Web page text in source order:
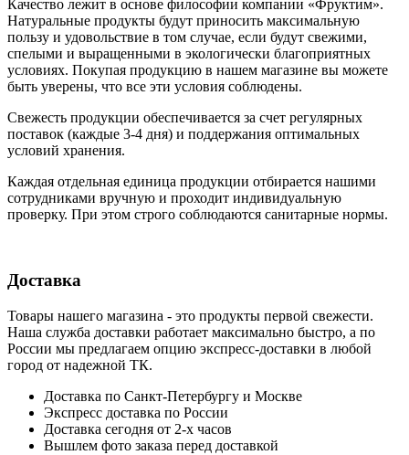
Качество лежит в основе философии компании «Фруктим».
Натуральные продукты будут приносить максимальную
пользу и удовольствие в том случае, если будут свежими,
cпелыми и выращенными в экологически благоприятных
условиях. Покупая продукцию в нашем магазине вы можете
быть уверены, что все эти условия соблюдены.
Свежесть продукции обеспечивается за счет регулярных
поставок (каждые 3-4 дня) и поддержания оптимальных
условий хранения.
Каждая отдельная единица продукции отбирается нашими
сотрудниками вручную и проходит индивидуальную
проверку. При этом строго соблюдаются санитарные нормы.
Доставка
Товары нашего магазина - это продукты первой свежести.
Наша служба доставки работает максимально быстро, а по
России мы предлагаем опцию экспресс-доставки в любой
город от надежной ТК.
Доставка по Санкт-Петербургу и Москве
Экспресс доставка по России
Доставка сегодня от 2-х часов
Вышлем фото заказа перед доставкой